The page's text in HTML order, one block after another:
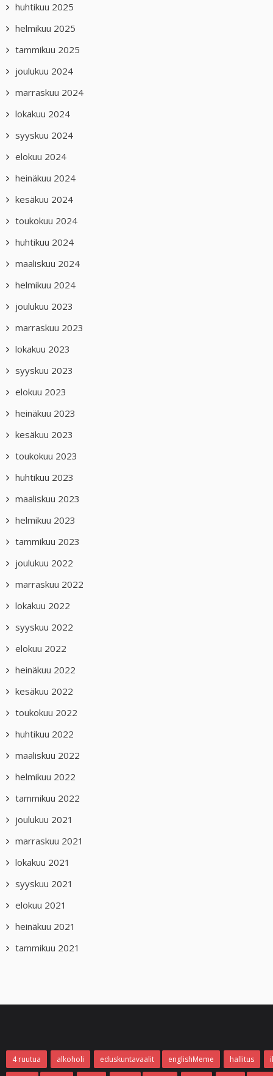
huhtikuu 2025
helmikuu 2025
tammikuu 2025
joulukuu 2024
marraskuu 2024
lokakuu 2024
syyskuu 2024
elokuu 2024
heinäkuu 2024
kesäkuu 2024
toukokuu 2024
huhtikuu 2024
maaliskuu 2024
helmikuu 2024
joulukuu 2023
marraskuu 2023
lokakuu 2023
syyskuu 2023
elokuu 2023
heinäkuu 2023
kesäkuu 2023
toukokuu 2023
huhtikuu 2023
maaliskuu 2023
helmikuu 2023
tammikuu 2023
joulukuu 2022
marraskuu 2022
lokakuu 2022
syyskuu 2022
elokuu 2022
heinäkuu 2022
kesäkuu 2022
toukokuu 2022
huhtikuu 2022
maaliskuu 2022
helmikuu 2022
tammikuu 2022
joulukuu 2021
marraskuu 2021
lokakuu 2021
syyskuu 2021
elokuu 2021
heinäkuu 2021
tammikuu 2021
4 ruutua alkoholi eduskuntavaalit englishMeme hallitus